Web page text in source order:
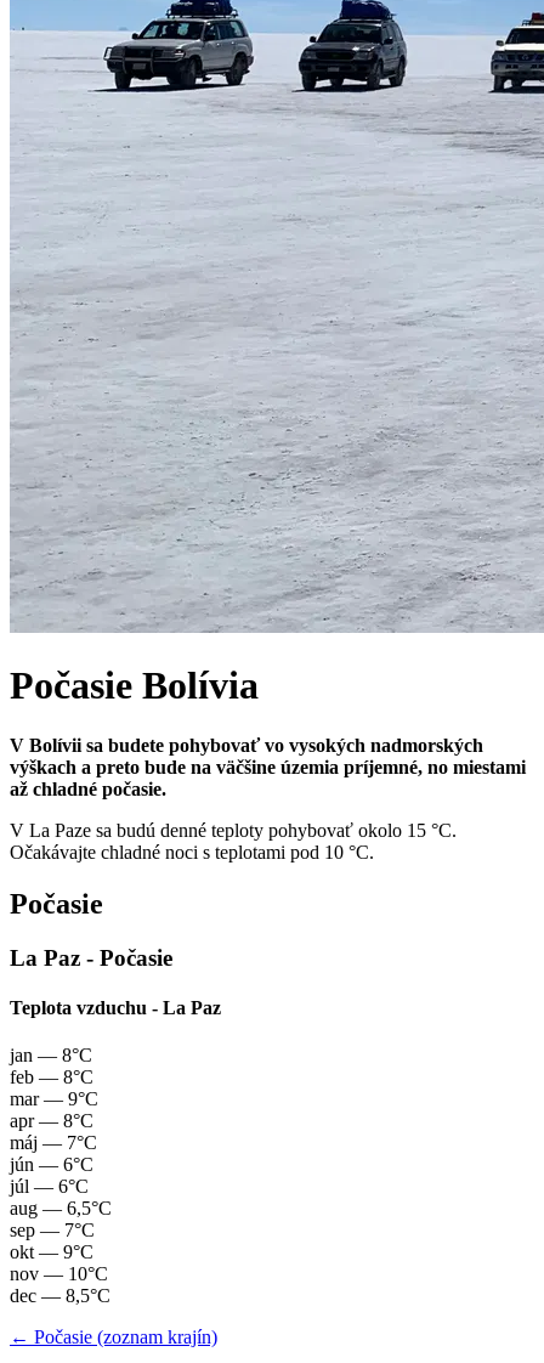
Počasie Bolívia
V Bolívii sa budete pohybovať vo vysokých nadmorských
výškach a preto bude na väčšine územia príjemné, no miestami
až chladné počasie.
V La Paze sa budú denné teploty pohybovať okolo 15 °C.
Očakávajte chladné noci s teplotami pod 10 °C.
Počasie
La Paz - Počasie
Teplota vzduchu - La Paz
jan — 8°C
feb — 8°C
mar— 9°C
apr— 8°C
máj — 7°C
jún — 6°C
júl — 6°C
aug — 6,5°C
sep — 7°C
okt — 9°C
nov — 10°C
dec — 8,5°C
← Počasie (zoznam krajín)